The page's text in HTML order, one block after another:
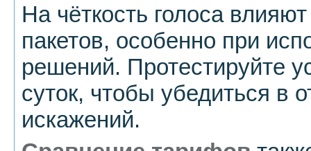
На чёткость голоса
пакетов, особенно при
решений. Протестируйте
суток, чтобы убедиться в
искажений.